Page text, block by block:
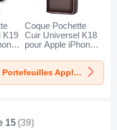
K19
Coque Pochette
Cuir Universel K18
pour Apple iPhone
Découvrir les Porte-monnaie, Portefeuilles Apple iPhone 15
15 (39)